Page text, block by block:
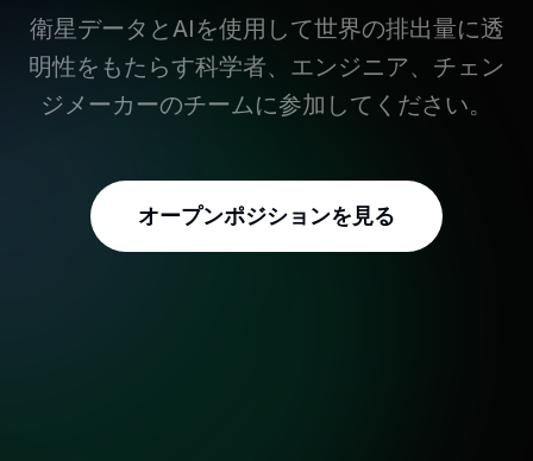
衛星データとAIを使用して世界の排出量に透
明性をもたらす科学者、エンジニア、チェン
ジメーカーのチームに参加してください。
オープンポジションを見る